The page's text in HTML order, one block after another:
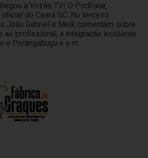
à Vozão TV! O PodFalar,
do Ceará SC. No terceiro
João Gabriel e Melk comentam sobre
ao profissional, a integração existente
e Porangabuçu e o m